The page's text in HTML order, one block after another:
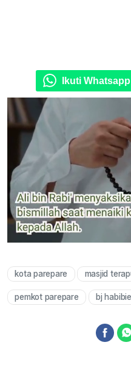
Ikuti
kota parepare masjid
pemkot parepare bj